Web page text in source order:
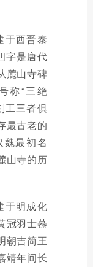
于西晋泰
字是唐代
麓山寺碑
称“三绝
工三者俱
最古老的
最初名
山寺的历
于明成化
冠羽士慕
朝吉简王
靖年间长